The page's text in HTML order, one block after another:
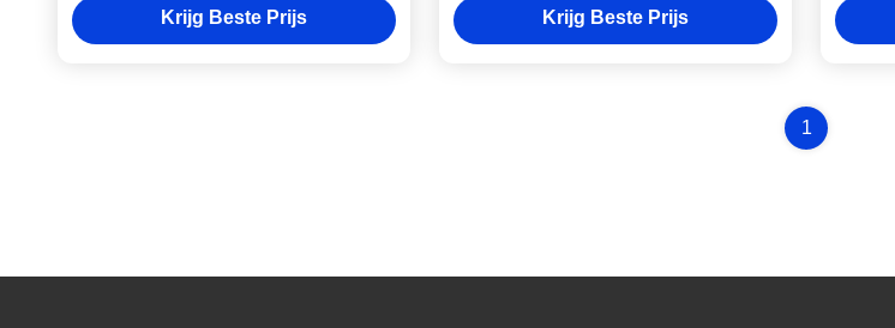
Rijomstandigheden aan te Kunnen
Krijg Beste Prijs Krijg Beste Prijs
1